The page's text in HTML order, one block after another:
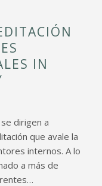
IN
dirigen a
que avale la
internos. A lo
a más de